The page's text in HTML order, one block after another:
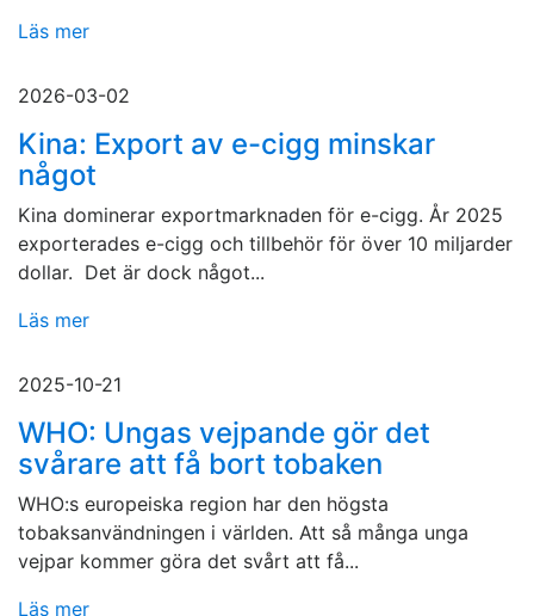
Läs mer
2026-03-02
Kina: Export av e-cigg minskar
något
Kina dominerar exportmarknaden för e-cigg. År 2025
exporterades e-cigg och tillbehör för över 10 miljarder
dollar. Det är dock något...
Läs mer
2025-10-21
WHO: Ungas vejpande gör det
svårare att få bort tobaken
WHO:s europeiska region har den högsta
tobaksanvändningen i världen. Att så många unga
vejpar kommer göra det svårt att få...
Läs mer